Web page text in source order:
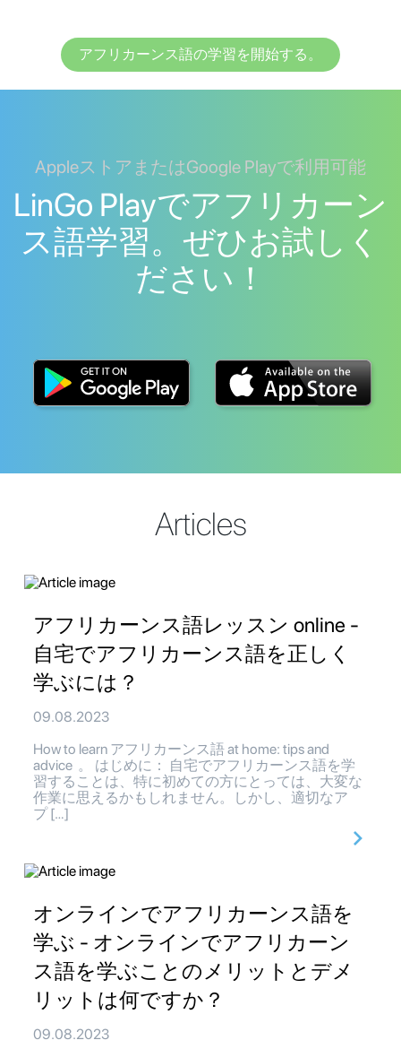
アフリカーンス語の学習を開始する。
AppleストアまたはGoogle Playで利用可能
LinGo Playでアフリカーン
ス語学習。ぜひお試しく
ださい！
Articles
アフリカーンス語レッスン online -
自宅でアフリカーンス語を正しく
学ぶには？
09.08.2023
How to learn アフリカーンス語 at home: tips and
advice 。 はじめに： 自宅でアフリカーンス語を学
習することは、特に初めての方にとっては、大変な
作業に思えるかもしれません。しかし、適切なア
プ […]
オンラインでアフリカーンス語を
学ぶ - オンラインでアフリカーン
ス語を学ぶことのメリットとデメ
リットは何ですか？
09.08.2023